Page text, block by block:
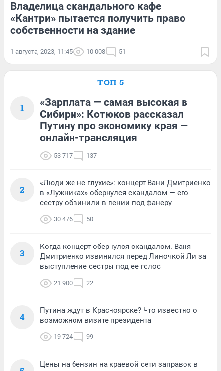
Владелица скандального кафе
«Кантри» пытается получить право
собственности на здание
1 августа, 2023, 11:45 10 008 51
ТОП 5
1
«Зарплата — самая высокая в
Сибири»: Котюков рассказал
Путину про экономику края —
онлайн-трансляция
53 717 137
2
«Люди же не глухие»: концерт Вани Дмитриенко
в «Лужниках» обернулся скандалом — его
сестру обвинили в пении под фанеру
30 476 50
3
Когда концерт обернулся скандалом. Ваня
Дмитриенко извинился перед Линочкой Ли за
выступление сестры под ее голос
21 900 22
4
Путина ждут в Красноярске? Что известно о
возможном визите президента
19 724 99
Цены на бензин на краевой сети заправок в